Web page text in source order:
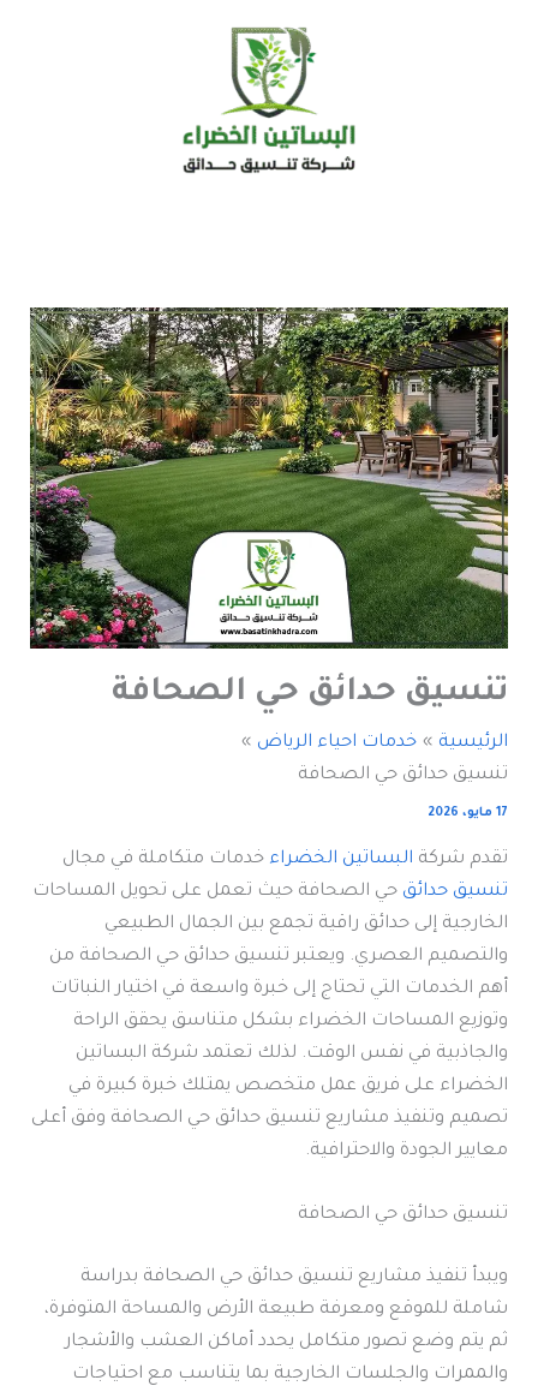
تنسيق حدائق حي الصحافة
الرئيسية
خدمات احياء الرياض
تنسيق حدائق حي الصحافة
17 مايو، 2026
تقدم شركة البساتين الخضراء خدمات متكاملة في مجال
تنسيق حدائق حي الصحافة حيث تعمل على تحويل المساحات
الخارجية إلى حدائق راقية تجمع بين الجمال الطبيعي
والتصميم العصري. ويعتبر تنسيق حدائق حي الصحافة من
أهم الخدمات التي تحتاج إلى خبرة واسعة في اختيار النباتات
وتوزيع المساحات الخضراء بشكل متناسق يحقق الراحة
والجاذبية في نفس الوقت. لذلك تعتمد شركة البساتين
الخضراء على فريق عمل متخصص يمتلك خبرة كبيرة في
تصميم وتنفيذ مشاريع تنسيق حدائق حي الصحافة وفق أعلى
معايير الجودة والاحترافية.
تنسيق حدائق حي الصحافة
ويبدأ تنفيذ مشاريع تنسيق حدائق حي الصحافة بدراسة
شاملة للموقع ومعرفة طبيعة الأرض والمساحة المتوفرة،
ثم يتم وضع تصور متكامل يحدد أماكن العشب والأشجار
والممرات والجلسات الخارجية بما يتناسب مع احتياجات